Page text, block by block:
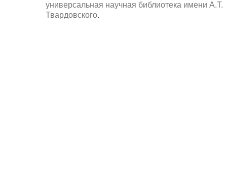
универсальная научная библиотека имени А.Т.
Твардовского.